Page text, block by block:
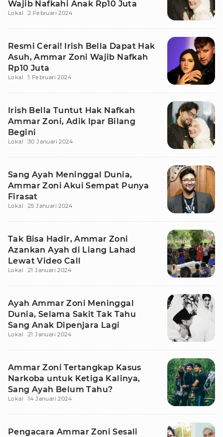
Wajib Nafkahi Anak Rp10 Juta
Lokal 2 Februari 2024
Resmi Cerai! Irish Bella Dapat Hak
Asuh, Ammar Zoni Wajib Nafkah
Rp10 Juta
Lokal 1 Februari 2024
Irish Bella Tuntut Hak Nafkah
Ammar Zoni, Adik Ipar Bilang
Begini
Lokal 30 Januari 2024
Sang Ayah Meninggal Dunia,
Ammar Zoni Akui Sempat Punya
Firasat
Lokal 25 Januari 2024
Tak Bisa Hadir, Ammar Zoni
Azankan Ayah di Liang Lahad
Lewat Video Call
Lokal 21 Januari 2024
Ayah Ammar Zoni Meninggal
Dunia, Selama Sakit Tak Tahu
Sang Anak Dipenjara Lagi
Lokal 21 Januari 2024
Ammar Zoni Tertangkap Kasus
Narkoba untuk Ketiga Kalinya,
Sang Ayah Belum Tahu?
Lokal 14 Januari 2024
Pengacara Ammar Zoni Sesali